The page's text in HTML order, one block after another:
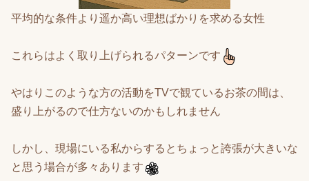
平均的な条件より遥か高い理想ばかりを求める女性
これらはよく取り上げられるパターンです
やはりこのような方の活動をTVで観ているお茶の間は、
盛り上がるので仕方ないのかもしれません
しかし、現場にいる私からするとちょっと誇張が大きいな
と思う場合が多々あります